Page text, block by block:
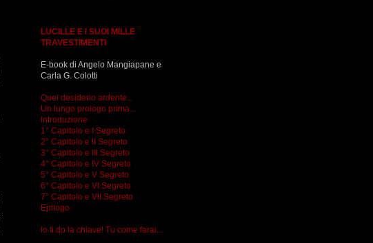
LUCILLE E I SUOI MILLE
TRAVESTIMENTI
E-book di Angelo Mangiapane e
Carla G. Colotti
Quel desiderio ardente...
Un lungo prologo prima...
Introduzione
1° Capitolo e I Segreto
2° Capitolo e II Segreto
3° Capitolo e III Segreto
4° Capitolo e IV Segreto
5° Capitolo e V Segreto
6° Capitolo e VI Segreto
7° Capitolo e VII Segreto
Epilogo
Io ti do la chiave! Tu come farai...